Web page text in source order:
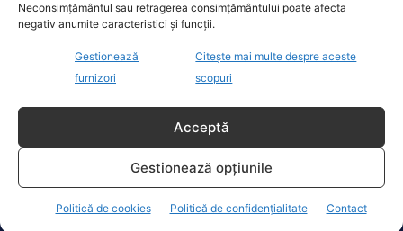
Neconsimțământul sau retragerea consimțământului poate afecta
negativ anumite caracteristici și funcții.
Gestionează
furnizori
Citește mai multe despre aceste
scopuri
Acceptă
Gestionează opțiunile
Politică de cookies Politică de confidențialitate Contact
Oficiul de Știri
Bala vor fi…
august. Autoritățile au intrat în linie
dreaptă cu una dintre cele mai[...]